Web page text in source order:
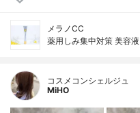
メラノCC
薬用しみ集中対策 美容液
コスメコンシェルジュ
MiHO